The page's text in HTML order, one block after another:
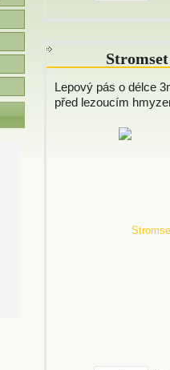
Lepový pás o délce
před lezoucím